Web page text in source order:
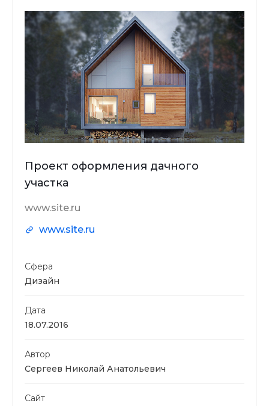
Проект оформления дачного
участка
www.site.ru
www.site.ru
Сфера
Дизайн
Дата
18.07.2016
Автор
Сергеев Николай Анатольевич
Сайт